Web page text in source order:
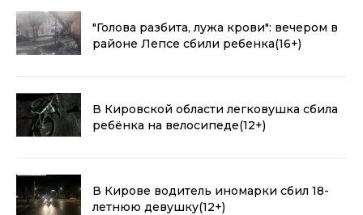
"Голова разбита, лужа крови": вечером в
районе Лепсе сбили ребенка(16+)
В Кировской области легковушка сбила
ребёнка на велосипеде(12+)
В Кирове водитель иномарки сбил 18-
летнюю девушку(12+)